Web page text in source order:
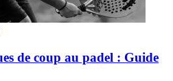
de coup au padel : Guide